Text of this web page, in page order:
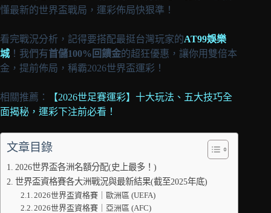
懂最新的世界盃戰局，運彩佈局快狠準！
看完戰況分析，記得要搭配最挺台灣玩家的AT99娛樂
城！我們有首儲100%回饋金的超狂優惠，讓你用雙倍本
金，提前佈局，稱霸2026世界盃運彩！
相關推薦：
【2026世足賽運彩】十大玩法、五大技巧全
面揭秘，運彩下注前必看！
文章目錄
2026世界盃各洲名額分配(史上最多！)
世界盃資格賽各大洲戰況與最新結果(截至2025年底)
2026世界盃資格賽｜歐洲區 (UEFA)
2026世界盃資格賽｜亞洲區 (AFC)